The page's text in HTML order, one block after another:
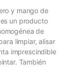
y mango de
un producto
de
limpiar, alisar
imprescindible
También